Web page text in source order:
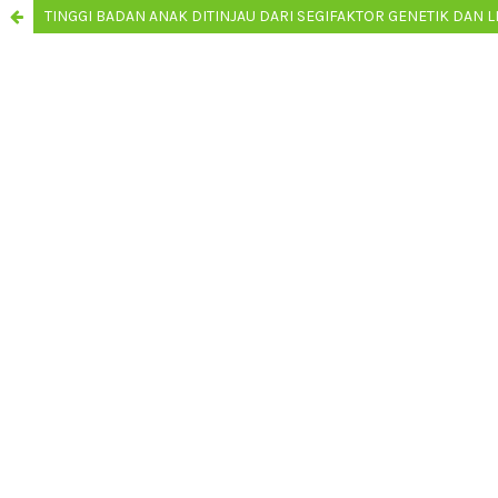
TINGGI BADAN ANAK DITINJAU DARI SEGIFAKTOR GENETIK